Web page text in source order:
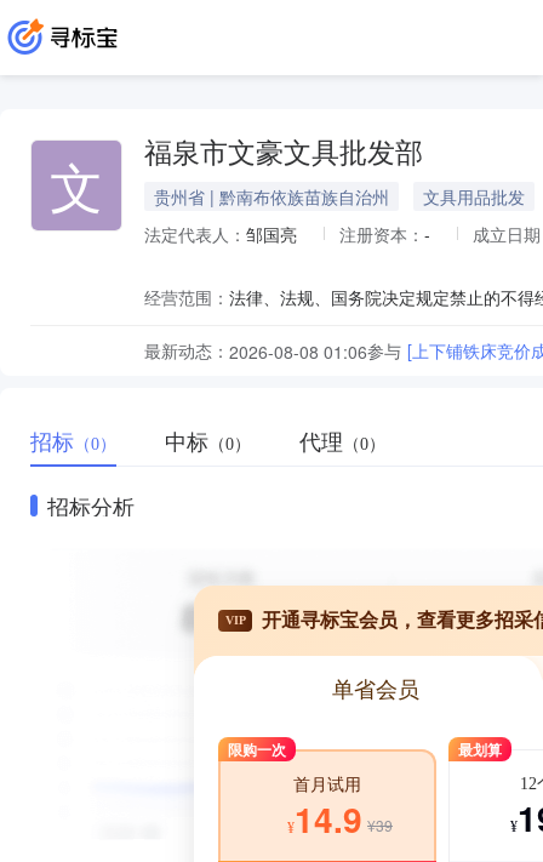
文 福泉市文豪文具批发部
贵州省 | 黔南布依族苗族自治州
文具用品批发
法定代表人： 邹国亮 注册资本： - 成立日
经营范围：
最新动态： 2026-08-08 01:06参与 [上下铺铁床竞价
招标 （0） 中标 （0） 代理 （0）
招标分析
VIP 开通寻标宝会员，查看更多招采
单省会员
限购一次
首月试用
¥14.9 ¥39
最划算
12
¥